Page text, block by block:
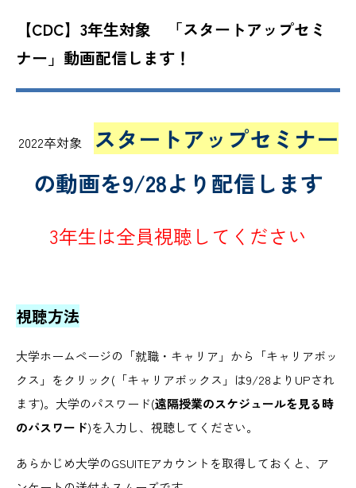
【CDC】3年生対象 「スタートアップセミ
ナー」動画配信します！
2022卒対象
スタートアップセミナー
の動画を9/28より配信します
3年生は全員視聴してください
視聴方法
大学ホームページの「就職・キャリア」から「キャリアボッ
クス」をクリック(「キャリアボックス」は9/28よりUPされ
ます)。大学のパスワード(遠隔授業のスケジュールを見る時
のパスワード)を入力し、視聴してください。
あらかじめ大学のGSUITEアカウントを取得しておくと、ア